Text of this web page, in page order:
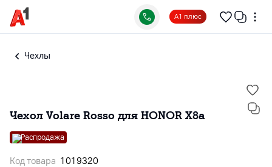
А1 плюс
Чехлы
Чехол Volare Rosso для HONOR X8a
Распродажа
Код товара 1019320